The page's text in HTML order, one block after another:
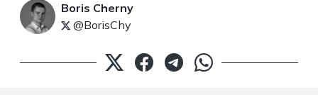
Boris Cherny
@BorisChy